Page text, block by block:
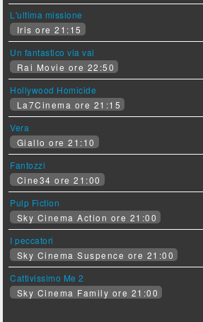
L'ultima missione
Iris ore 21:15
Un fantastico via vai
Rai Movie ore 22:50
Hollywood Homicide
La7Cinema ore 21:15
Vera
Giallo ore 21:10
Fantozzi
Cine34 ore 21:00
Pulp Fiction
Sky Cinema Action ore 21:00
I peccatori
Sky Cinema Suspence ore 21:00
Cattivissimo Me 2
Sky Cinema Family ore 21:00